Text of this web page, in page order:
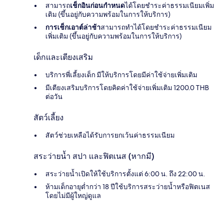
สามารถเช็กอินก่อนกำหนดได้โดยชำระค่าธรรมเนียมเพิ่ม
เติม (ขึ้นอยู่กับความพร้อมในการให้บริการ)
การเช็กเอาต์ล่าช้าสามารถทำได้โดยชำระค่าธรรมเนียม
เพิ่มเติม (ขึ้นอยู่กับความพร้อมในการให้บริการ)
เด็กและเตียงเสริม
บริการพี่เลี้ยงเด็ก มีให้บริการโดยมีค่าใช้จ่ายเพิ่มเติม
มีเตียงเสริมบริการโดยคิดค่าใช้จ่ายเพิ่มเติม 1200.0 THB
ต่อวัน
สัตว์เลี้ยง
สัตว์ช่วยเหลือได้รับการยกเว้นค่าธรรมเนียม
สระว่ายน้ำ สปา และฟิตเนส (หากมี)
สระว่ายน้ำเปิดให้ใช้บริการตั้งแต่ 6:00 น. ถึง 22:00 น.
ห้ามเด็กอายุต่ำกว่า 18 ปีใช้บริการสระว่ายน้ำหรือฟิตเนส
โดยไม่มีผู้ใหญ่ดูแล